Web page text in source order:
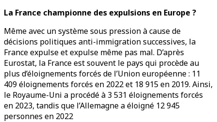
La France championne des expulsions en Europe ?
Même avec un système sous pression à cause de
décisions politiques anti-immigration successives, la
France expulse et expulse même pas mal. D’après
Eurostat, la France est souvent le pays qui procède au
plus d’éloignements forcés de l’Union européenne : 11
409 éloignements forcés en 2022 et 18 915 en 2019. Ainsi,
le Royaume-Uni a procédé à 3 531 éloignements forcés
en 2023, tandis que l’Allemagne a éloigné 12 945
personnes en 2022